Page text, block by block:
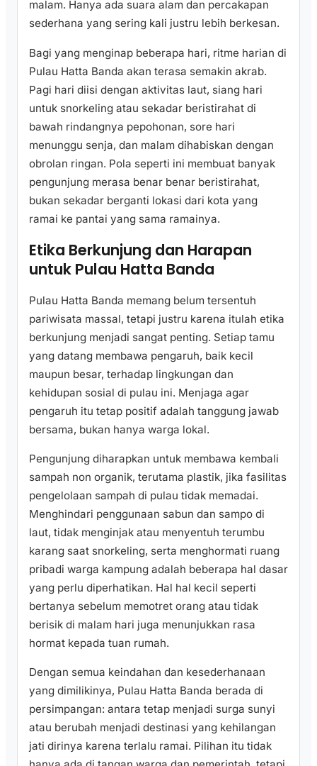
malam. Hanya ada suara alam dan percakapan
sederhana yang sering kali justru lebih berkesan.
Bagi yang menginap beberapa hari, ritme harian di
Pulau Hatta Banda akan terasa semakin akrab.
Pagi hari diisi dengan aktivitas laut, siang hari
untuk snorkeling atau sekadar beristirahat di
bawah rindangnya pepohonan, sore hari
menunggu senja, dan malam dihabiskan dengan
obrolan ringan. Pola seperti ini membuat banyak
pengunjung merasa benar benar beristirahat,
bukan sekadar berganti lokasi dari kota yang
ramai ke pantai yang sama ramainya.
Etika Berkunjung dan Harapan
untuk Pulau Hatta Banda
Pulau Hatta Banda memang belum tersentuh
pariwisata massal, tetapi justru karena itulah etika
berkunjung menjadi sangat penting. Setiap tamu
yang datang membawa pengaruh, baik kecil
maupun besar, terhadap lingkungan dan
kehidupan sosial di pulau ini. Menjaga agar
pengaruh itu tetap positif adalah tanggung jawab
bersama, bukan hanya warga lokal.
Pengunjung diharapkan untuk membawa kembali
sampah non organik, terutama plastik, jika fasilitas
pengelolaan sampah di pulau tidak memadai.
Menghindari penggunaan sabun dan sampo di
laut, tidak menginjak atau menyentuh terumbu
karang saat snorkeling, serta menghormati ruang
pribadi warga kampung adalah beberapa hal dasar
yang perlu diperhatikan. Hal hal kecil seperti
bertanya sebelum memotret orang atau tidak
berisik di malam hari juga menunjukkan rasa
hormat kepada tuan rumah.
Dengan semua keindahan dan kesederhanaan
yang dimilikinya, Pulau Hatta Banda berada di
persimpangan: antara tetap menjadi surga sunyi
atau berubah menjadi destinasi yang kehilangan
jati dirinya karena terlalu ramai. Pilihan itu tidak